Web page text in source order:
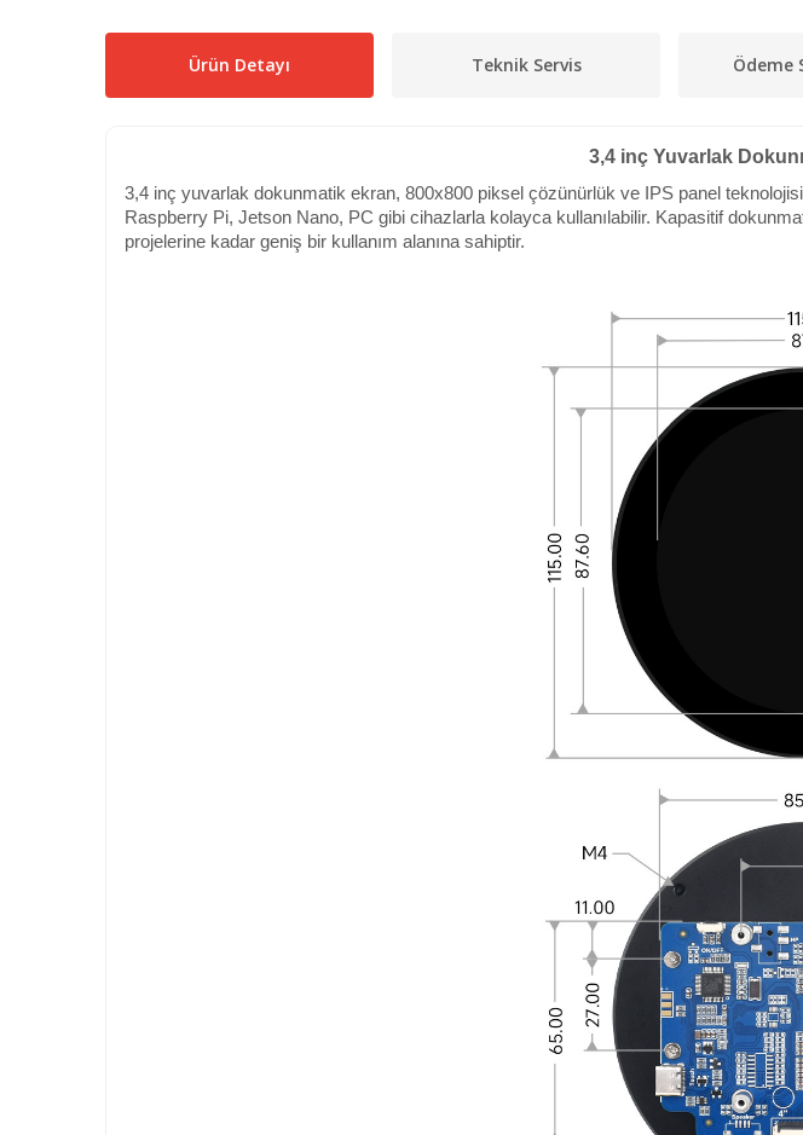
Ürün Detayı Teknik Servis Ödeme
3,4 inç Yuvarlak
3,4 inç yuvarlak dokunmatik ekran, 800x800 piksel çözünürlük ve IPS panel
Raspberry Pi, Jetson Nano, PC gibi cihazlarla kolayca kullanılabilir. Kapasitif
projelerine kadar geniş bir kullanım alanına sahiptir.